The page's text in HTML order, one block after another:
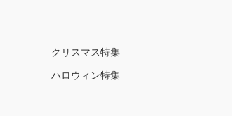
クリスマス特集
ハロウィン特集